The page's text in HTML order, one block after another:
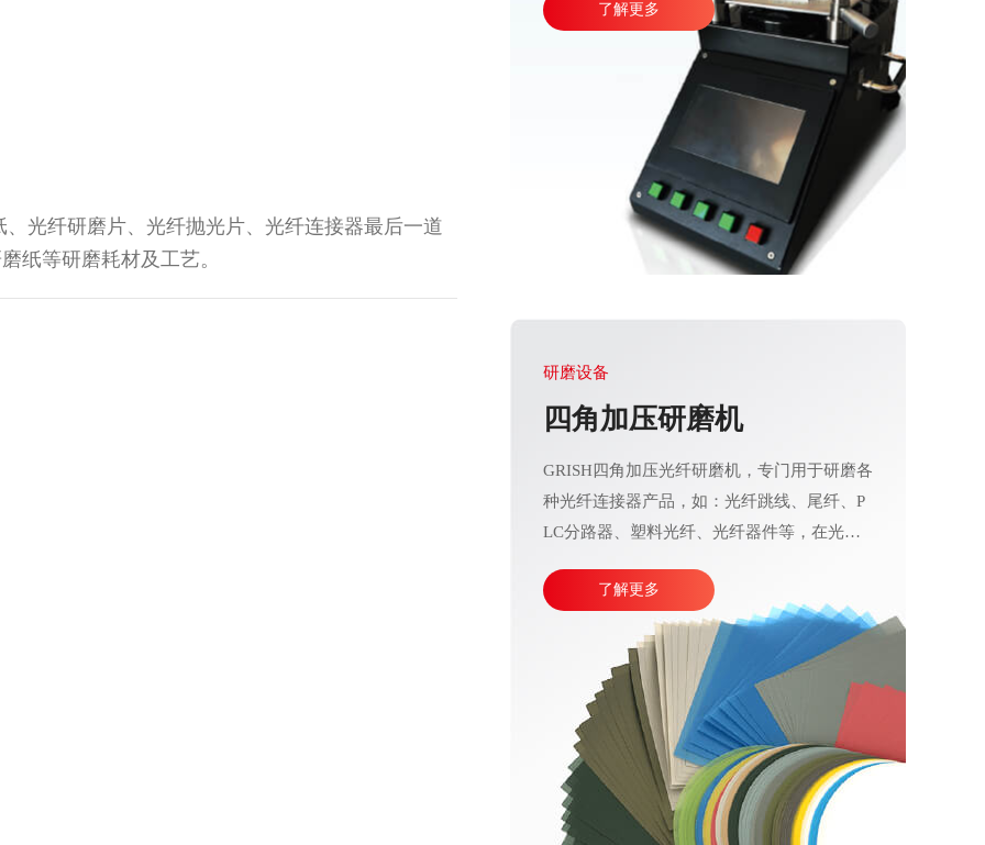
光纤研磨片、光纤抛光片、光纤连接器最后一道
纸等研磨耗材及工艺。
运行稳定，直观的大屏幕设计可使参数调整更
加方便快捷。目前比较成熟的产线加工方式主
要由四台或五台光纤研磨机，再配合各种规格
的PC、APC、UPC等研磨夹具组成。
了解更多
研磨设备
四角加压研磨机
GRISH四角加压光纤研磨机，专门用于研磨各
种光纤连接器产品，如：光纤跳线、尾纤、P
LC分路器、塑料光纤、光纤器件等，在光通
运行稳定，直观的大屏幕设计可使参数调整更
加方便快捷。目前比较成熟的产线加工方式主
要由四台或五台光纤研磨机，再配合各种规格
的PC、APC、UPC等研磨夹具组成。
了解更多